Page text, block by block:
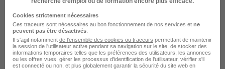
Contrôleur de Marchandises H/F
Job Link
Châtres - 77 Intérim Temps partiel
Cette offre n’est plus disponible depuis le 27/06/26
Cookies strictement nécessaires
Ces traceurs sont nécessaires au bon fonctionnement de nos services et ne
peuvent pas être désactivés
Il s'agit notamment de l'ensemble des cookies ou traceurs permettant de maintenir
la session de l'utilisateur active pendant sa navigation sur le site, de stocker des
informations temporaires telles que les préférences des utilisateurs, les annonces
ou les offres vues, gérer les processus d'identification de l'utilisateur, vérifier s'il
est connecté ou non, et plus globalement garantir la sécurité du site web en